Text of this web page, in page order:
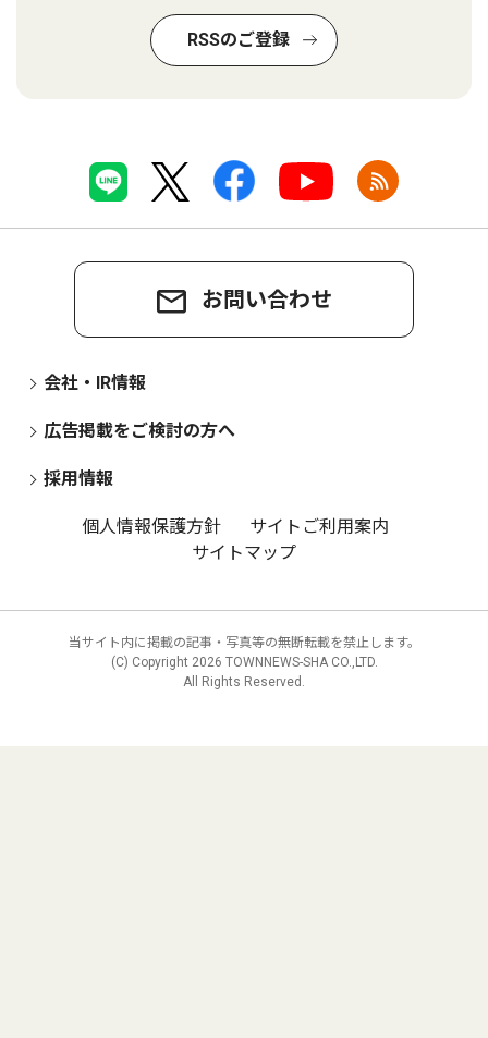
RSSのご登録
お問い合わせ
会社・IR情報
広告掲載をご検討の方へ
採用情報
個人情報保護方針
サイトご利用案内
サイトマップ
当サイト内に掲載の記事・写真等の無断転載を禁止します。
(C) Copyright 2026 TOWNNEWS-SHA CO.,LTD.
All Rights Reserved.